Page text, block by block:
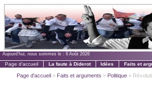
Aujourd'hui, nous sommes le : 6 Août 2026
Page d'accueil La faute à Diderot Idées Faits et
Page d'accueil » Faits et arguments » Politique »